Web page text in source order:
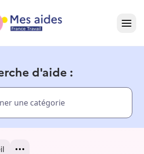
d'aide :
une catégorie